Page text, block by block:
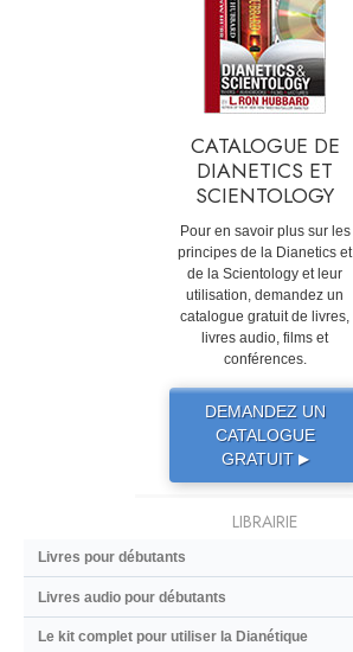
CATALOGUE DE
DIANETICS ET
SCIENTOLOGY
Pour en savoir plus sur les
principes de la Dianetics et
de la Scientology et leur
utilisation, demandez un
catalogue gratuit de livres,
livres audio, films et
conférences.
DEMANDEZ UN
CATALOGUE
GRATUIT ▶
LIBRAIRIE
Livres pour débutants
Livres audio pour débutants
Le kit complet pour utiliser la Dianétique